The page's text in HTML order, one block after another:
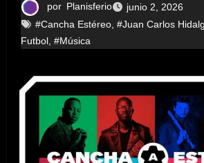
por Planisferio
junio 2, 2026
#Cancha Estéreo, #Juan Carlos
Futbol, #Música